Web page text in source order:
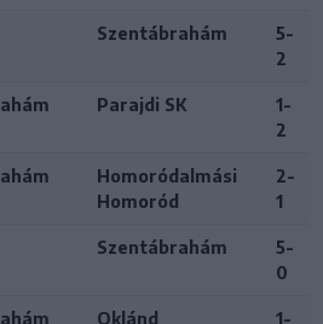
Szentábrahám
5-
2
Parajdi SK
1-
2
Homoródalmási
Homoród
2-
1
Szentábrahám
5-
0
Oklánd
1-